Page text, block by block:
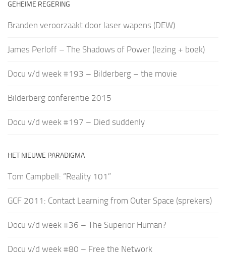
GEHEIME REGERING
Branden veroorzaakt door laser wapens (DEW)
James Perloff – The Shadows of Power (lezing + boek)
Docu v/d week #193 – Bilderberg – the movie
Bilderberg conferentie 2015
Docu v/d week #197 – Died suddenly
HET NIEUWE PARADIGMA
Tom Campbell: “Reality 101”
GCF 2011: Contact Learning from Outer Space (sprekers)
Docu v/d week #36 – The Superior Human?
Docu v/d week #80 – Free the Network